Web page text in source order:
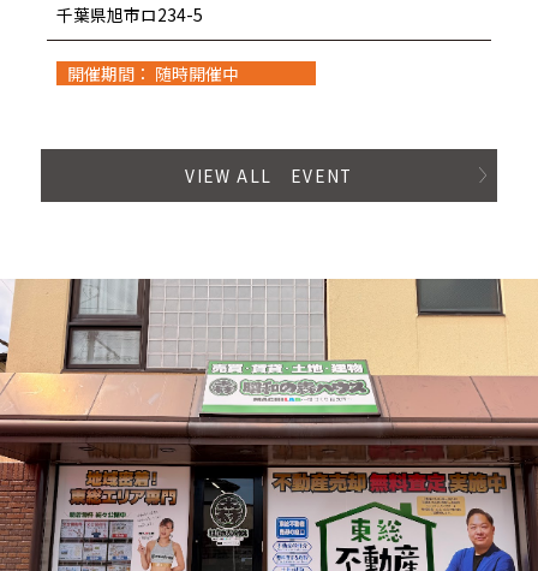
千葉県旭市ロ234-5
開催期間： 随時開催中
VIEW ALL EVENT